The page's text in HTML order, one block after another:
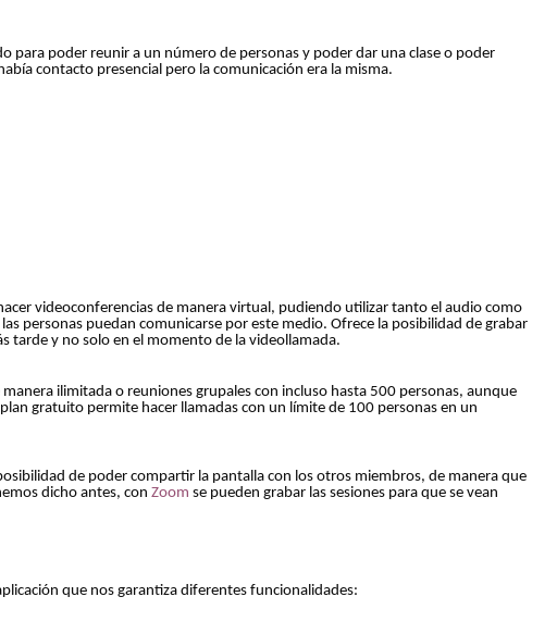
para poder reunir a un número de personas y poder dar una clase o poder
contacto presencial pero la comunicación era la misma.
videoconferencias de manera virtual, pudiendo utilizar tanto el audio como
personas puedan comunicarse por este medio. Ofrece la posibilidad de grabar
tarde y no solo en el momento de la videollamada.
ilimitada o reuniones grupales con incluso hasta 500 personas, aunque
gratuito permite hacer llamadas con un límite de 100 personas en un
de poder compartir la pantalla con los otros miembros, de manera que
dicho antes, con Zoom se pueden grabar las sesiones para que se vean
que nos garantiza diferentes funcionalidades: